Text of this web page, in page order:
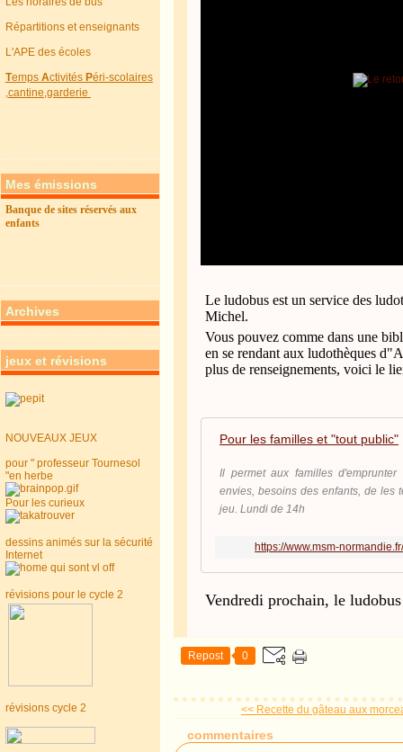
Répartitions et enseignants
L'APE des écoles
TempsActivitésPéri-scolaires
,cantine,garderie
Mes émissions
Banque de sites réservés aux
enfants
Archives
jeux et révisions
NOUVEAUX JEUX
pour " professeur Tournesol
"en herbe
Pour les curieux
dessins animés sur la sécurité
Internet
révisions pour le cycle 2
révisions cycle 2
Le ludobus est un service des
Michel.
Vous pouvez comme dans une
en se rendant aux ludothèques
plus de renseignements, voici le
Pour les familles et "tout public"
Il permet aux familles
envies, besoins des enfants, de les
jeu. Lundi de 14h
https://www.msm-
Vendredi prochain, le
Repost 0
<< Recette du gâteau aux
commentaires